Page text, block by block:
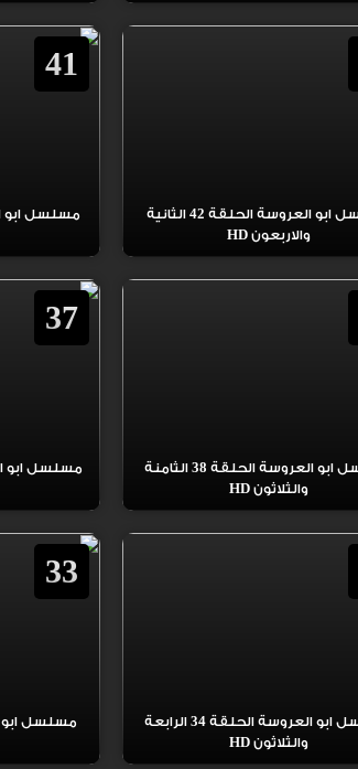
مسلسل ابو العروسة الحلقة 42 الثانية
والاربعون HD
41
مسلسل ابو العروسة الحلقة 38 الثامنة
والثلاثون HD
37
مسلسل ابو العروسة الحلقة 34 الرابعة
والثلاثون HD
33